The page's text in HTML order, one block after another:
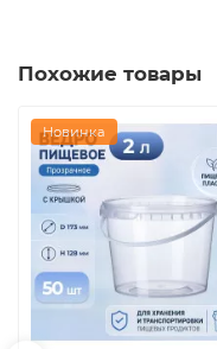
Похожие товары
Новинка